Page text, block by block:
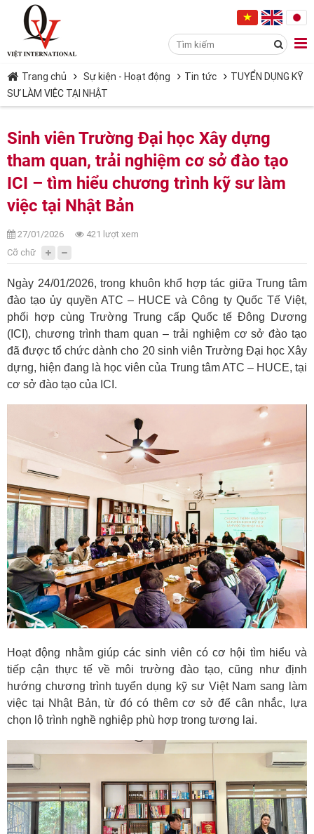
Trang chủ Sự kiện - Hoạt động Tin tức
TUYỂN DỤNG KỸ
SƯ LÀM VIỆC TẠI NHẬT
Sinh viên Trường Đại học Xây dựng
tham quan, trải nghiệm cơ sở đào tạo
ICI – tìm hiểu chương trình kỹ sư làm
việc tại Nhật Bản
27/01/2026
421 lượt xem
Cỡ chữ
Ngày 24/01/2026, trong khuôn khổ hợp tác giữa Trung tâm
đào tạo ủy quyền ATC – HUCE và Công ty Quốc Tế Việt,
phối hợp cùng Trường Trung cấp Quốc tế Đông Dương
(ICI), chương trình tham quan – trải nghiệm cơ sở đào tạo
đã được tổ chức dành cho 20 sinh viên Trường Đại học Xây
dựng, hiện đang là học viên của Trung tâm ATC – HUCE, tại
cơ sở đào tạo của ICI.
Hoạt động nhằm giúp các sinh viên có cơ hội tìm hiểu và
tiếp cận thực tế về môi trường đào tạo, cũng như định
hướng chương trình tuyển dụng kỹ sư Việt Nam sang làm
việc tại Nhật Bản, từ đó có thêm cơ sở để cân nhắc, lựa
chọn lộ trình nghề nghiệp phù hợp trong tương lai.